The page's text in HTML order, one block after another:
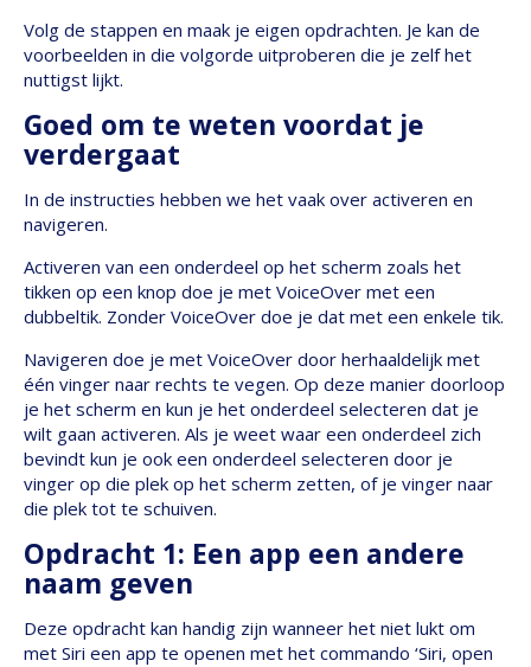
Volg de stappen en maak je eigen opdrachten. Je kan de
voorbeelden in die volgorde uitproberen die je zelf het
nuttigst lijkt.
Goed om te weten voordat je
verdergaat
In de instructies hebben we het vaak over activeren en
navigeren.
Activeren van een onderdeel op het scherm zoals het
tikken op een knop doe je met VoiceOver met een
dubbeltik. Zonder VoiceOver doe je dat met een enkele tik.
Navigeren doe je met VoiceOver door herhaaldelijk met
één vinger naar rechts te vegen. Op deze manier doorloop
je het scherm en kun je het onderdeel selecteren dat je
wilt gaan activeren. Als je weet waar een onderdeel zich
bevindt kun je ook een onderdeel selecteren door je
vinger op die plek op het scherm zetten, of je vinger naar
die plek tot te schuiven.
Opdracht 1: Een app een andere
naam geven
Deze opdracht kan handig zijn wanneer het niet lukt om
met Siri een app te openen met het commando ‘Siri, open